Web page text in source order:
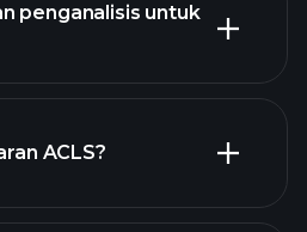
penganalisis untuk
ACLS?